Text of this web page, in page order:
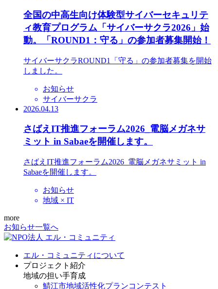
全国の中高生向け体験型サイバーセキュリテ
ィ教育プログラム「サイバーサクラ2026」始
動。「ROUND1：守る」の参加者募集開始！
サイバーサクラROUND1「守る」の参加者募集を開始
しました。
お知らせ
サイバーサクラ
2026.04.13
さばえIT推進フォーラム2026_電脳メガネサ
ミット in Sabaeを開催します。
さばえIT推進フォーラム2026_電脳メガネサミット in
Sabaeを開催します。
お知らせ
地域 × IT
more
お知らせ一覧へ
エル・コミュニティについて
プロジェクト紹介
地域の担い手育成
鯖江市地域活性化プランコンテスト